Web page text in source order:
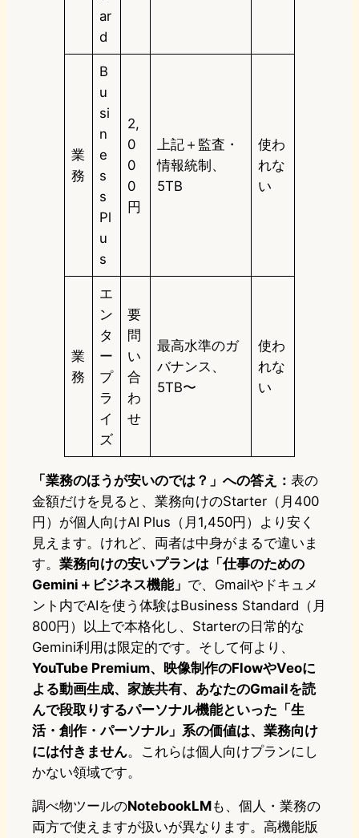
ar
d
業
務
B
u
si
n
e
s
s
Pl
u
s
2,
0
0
0
円
上記＋監査・
情報統制、
5TB
使わ
れな
い
業
務
エ
ン
タ
ー
プ
ラ
イ
ズ
要
問
い
合
わ
せ
最高水準のガ
バナンス、
5TB〜
使わ
れな
い
「業務のほうが安いのでは？」への答え： 表の
金額だけを見ると、業務向けのStarter（月400
円）が個人向けAI Plus（月1,450円）より安く
見えます。けれど、両者は中身がまるで違いま
す。 業務向けの安いプランは「仕事のための
Gemini＋ビジネス機能」 で、Gmailやドキュメ
ント内でAIを使う体験はBusiness Standard（月
800円）以上で本格化し、Starterの日常的な
Gemini利用は限定的です。そして何より、
YouTube Premium、映像制作のFlowやVeoに
よる動画生成、家族共有、あなたのGmailを読
んで段取りするパーソナル機能といった「生
活・創作・パーソナル」系の価値は、業務向け
には付きません。これらは個人向けプランにし
かない領域です。
調べ物ツールのNotebookLMも、個人・業務の
両方で使えますが扱いが異なります。高機能版